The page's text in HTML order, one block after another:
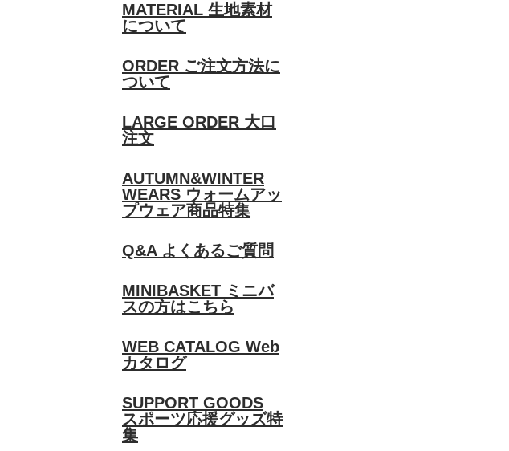
MATERIAL 生地素材
について
ORDER ご注文方法に
ついて
LARGE ORDER 大口
注文
AUTUMN&WINTER
WEARS ウォームアッ
プウェア商品特集
Q&A よくあるご質問
MINIBASKET ミニバ
スの方はこちら
WEB CATALOG Web
カタログ
SUPPORT GOODS
スポーツ応援グッズ特
集